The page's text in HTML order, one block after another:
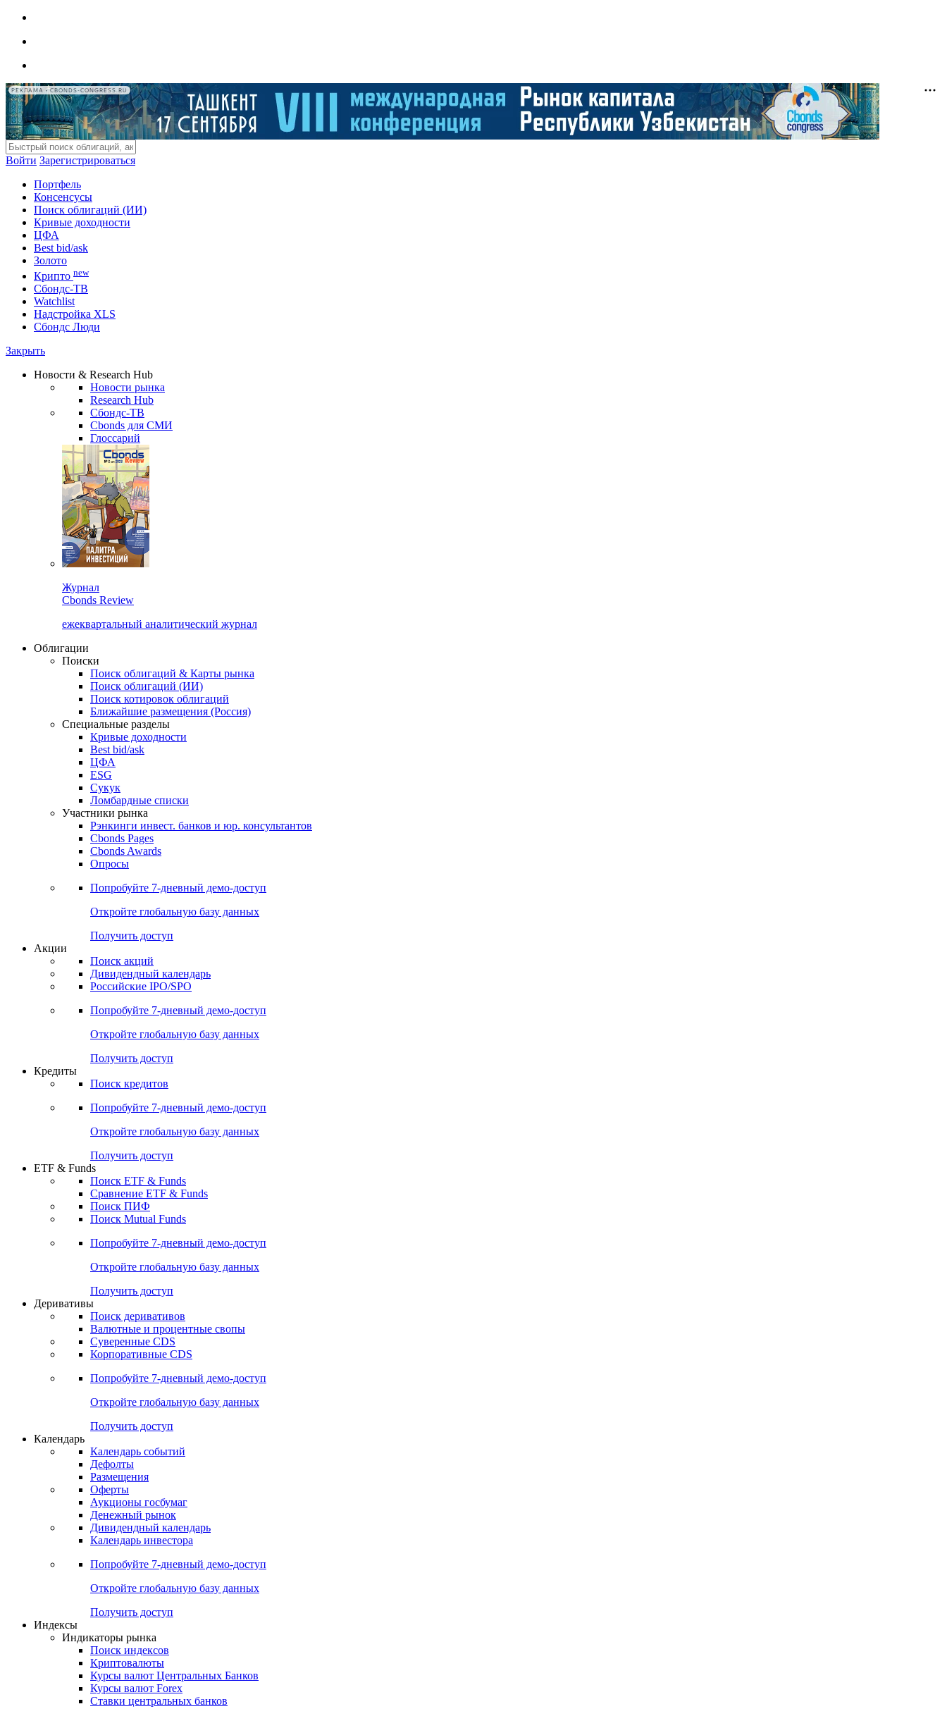
РЕКЛАМА • CBONDS-CONGRESS.RU
Войти Зарегистрироваться
Портфель
Консенсусы
Поиск облигаций (ИИ)
Кривые доходности
ЦФА
Best bid/ask
Золото
Крипто new
Сбондс-ТВ
Watchlist
Надстройка XLS
Сбондс Люди
Закрыть
Новости & Research Hub
Новости рынка
Research Hub
Сбондс-ТВ
Cbonds для СМИ
Глоссарий
Журнал
Cbonds Review
ежеквартальный аналитический журнал
Облигации
Поиски
Поиск облигаций & Карты рынка
Поиск облигаций (ИИ)
Поиск котировок облигаций
Ближайшие размещения (Россия)
Специальные разделы
Кривые доходности
Best bid/ask
ЦФА
ESG
Сукук
Ломбардные списки
Участники рынка
Рэнкинги инвест. банков и юр. консультантов
Cbonds Pages
Cbonds Awards
Опросы
Попробуйте 7-дневный демо-доступ
Откройте глобальную базу данных
Получить доступ
Акции
Поиск акций
Дивидендный календарь
Российские IPO/SPO
Попробуйте 7-дневный демо-доступ
Откройте глобальную базу данных
Получить доступ
Кредиты
Поиск кредитов
Попробуйте 7-дневный демо-доступ
Откройте глобальную базу данных
Получить доступ
ETF & Funds
Поиск ETF & Funds
Сравнение ETF & Funds
Поиск ПИФ
Поиск Mutual Funds
Попробуйте 7-дневный демо-доступ
Откройте глобальную базу данных
Получить доступ
Деривативы
Поиск деривативов
Валютные и процентные свопы
Суверенные CDS
Корпоративные CDS
Попробуйте 7-дневный демо-доступ
Откройте глобальную базу данных
Получить доступ
Календарь
Календарь событий
Дефолты
Размещения
Оферты
Аукционы госбумаг
Денежный рынок
Дивидендный календарь
Календарь инвестора
Попробуйте 7-дневный демо-доступ
Откройте глобальную базу данных
Получить доступ
Индексы
Индикаторы рынка
Поиск индексов
Криптовалюты
Курсы валют Центральных Банков
Курсы валют Forex
Ставки центральных банков